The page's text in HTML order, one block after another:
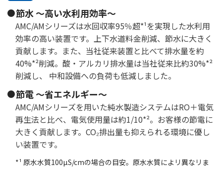
節水 ～高い水利用効率～
AMC/AMシリーズは水回収率95％超*¹を実現した水利用
効率の高い装置です。上下水道料金削減、節水に大きく
貢献します。また、当社従来装置と比べて排水量を約
40%*²削減。酸・アルカリ排水量は当社従来比約30%*²
削減し、 中和設備への負荷も低減しました。
節電 ～省エネルギー～
AMC/AMシリーズを用いた純水製造システムはRO＋電気
再生法と比べ、電気使用量は約1/10*²。お客様の節電に
大きく貢献します。CO₂排出量も抑えられる環境に優し
い装置です。
*¹ 原水水質100µS/cmの場合の目安。原水水質によリ異なリま